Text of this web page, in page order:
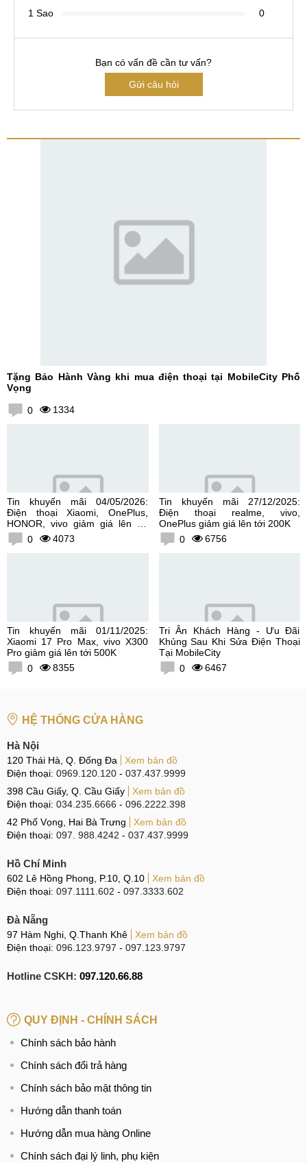
1 Sao
0
Bạn có vấn đề cần tư vấn?
Gửi câu hỏi
Tặng Bảo Hành Vàng khi mua điện thoại tại MobileCity Phố
Vọng
0 1334
Tin khuyến mãi 04/05/2026:
Điện thoại Xiaomi, OnePlus,
HONOR, vivo giảm giá lên tới
300K0 4073
Tin khuyến mãi 27/12/2025:
Điện thoại realme, vivo,
OnePlus giảm giá lên tới 200K
0
6756
Tin khuyến mãi 01/11/2025:
Xiaomi 17 Pro Max, vivo X300
Pro giảm giá lên tới 500K
0
8355
Tri Ân Khách Hàng - Ưu Đãi
Khủng Sau Khi Sửa Điện Thoại
Tại MobileCity
0
6467
HỆ THỐNG CỬA HÀNG
Hà Nội
120 Thái Hà, Q. Đống Đa
Xem bản đồ
Điện thoại: 0969.120.120 - 037.437.9999
398 Cầu Giấy, Q. Cầu Giấy
Xem bản đồ
Điện thoại: 034.235.6666 - 096.2222.398
42 Phố Vọng, Hai Bà Trưng
Xem bản đồ
Điện thoại: 097. 988.4242 - 037.437.9999
Hồ Chí Minh
602 Lê Hồng Phong, P.10, Q.10
Xem bản đồ
Điện thoại: 097.1111.602 - 097.3333.602
Đà Nẵng
97 Hàm Nghi, Q.Thanh Khê
Xem bản đồ
Điện thoại: 096.123.9797 - 097.123.9797
Hotline CSKH: 097.120.66.88
QUY ĐỊNH - CHÍNH SÁCH
Chính sách bảo hành
Chính sách đổi trả hàng
Chính sách bảo mật thông tin
Hướng dẫn thanh toán
Hướng dẫn mua hàng Online
Chính sách đại lý linh, phụ kiện